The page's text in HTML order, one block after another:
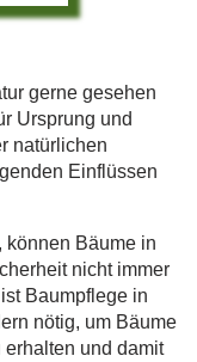
gerne gesehen
Ursprung und
natürlichen
Einflüssen
können Bäume in
nicht immer
Baumpflege in
nötig, um Bäume
erhalten und damit